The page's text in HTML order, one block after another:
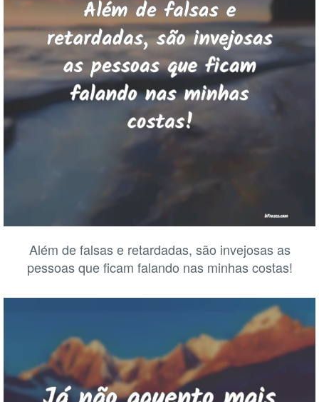
Além de falsas e retardadas, são invejosas as
pessoas que ficam falando nas minhas costas!